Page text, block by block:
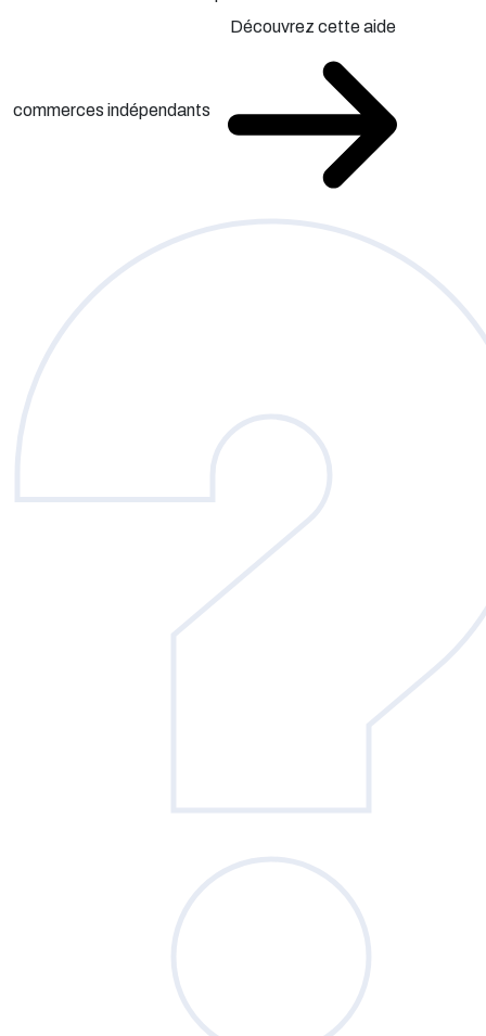
commerces indépendants
Découvrez cette aide